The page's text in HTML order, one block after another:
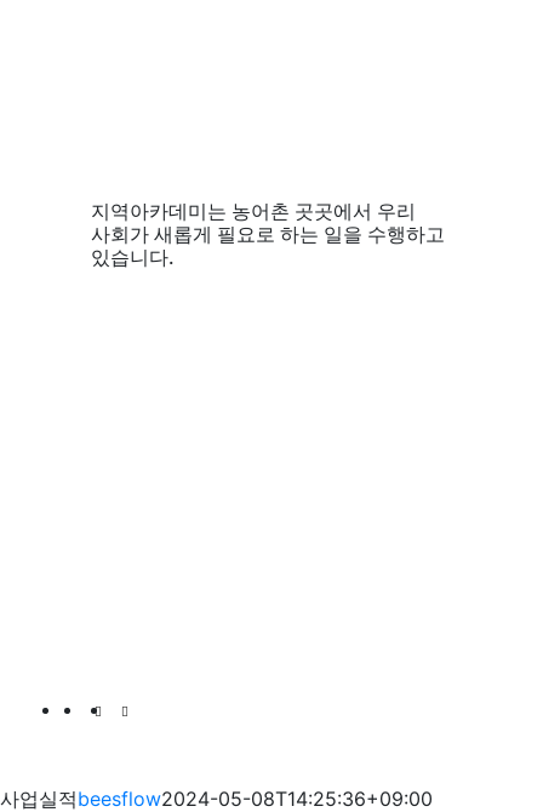
지역아카데미는 농어촌 곳곳에서 우리
사회가 새롭게 필요로 하는 일을 수행하고
있습니다.
사업실적beesflow2024-05-08T14:25:36+09:00